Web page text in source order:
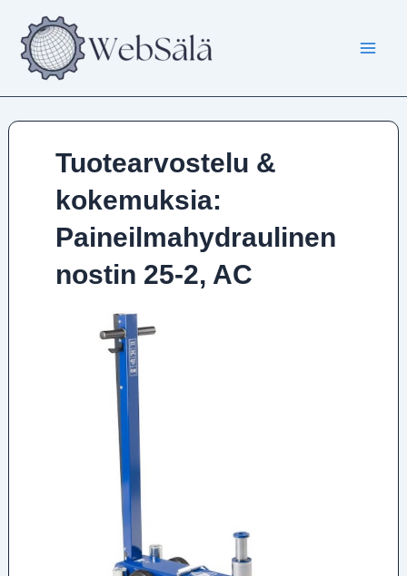
sisältöön
Tuotearvostelu &
kokemuksia:
Paineilmahydraulinen
nostin 25-2, AC